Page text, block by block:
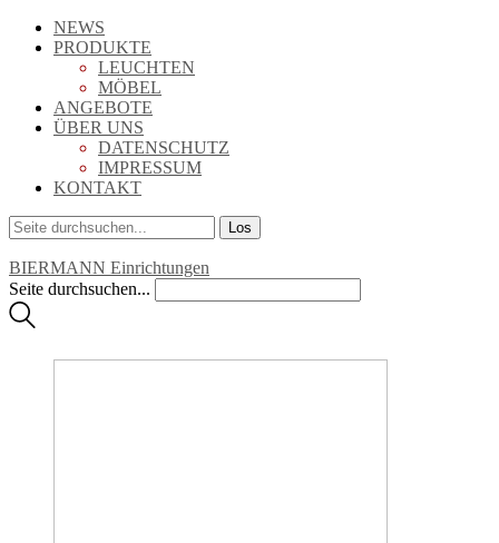
NEWS
PRODUKTE
LEUCHTEN
MÖBEL
ANGEBOTE
ÜBER UNS
DATENSCHUTZ
IMPRESSUM
KONTAKT
BIERMANN Einrichtungen
Seite durchsuchen...